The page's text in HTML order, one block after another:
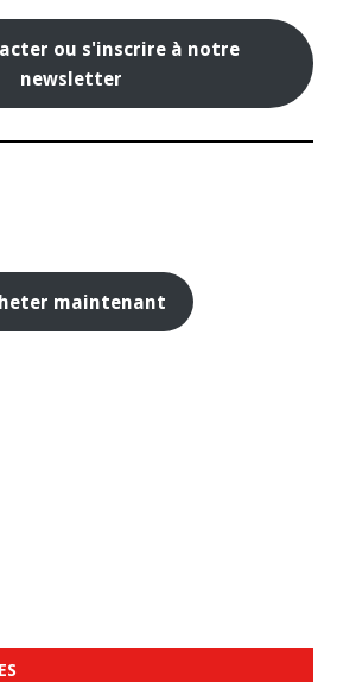
ou s'inscrire à notre
newsletter
maintenant